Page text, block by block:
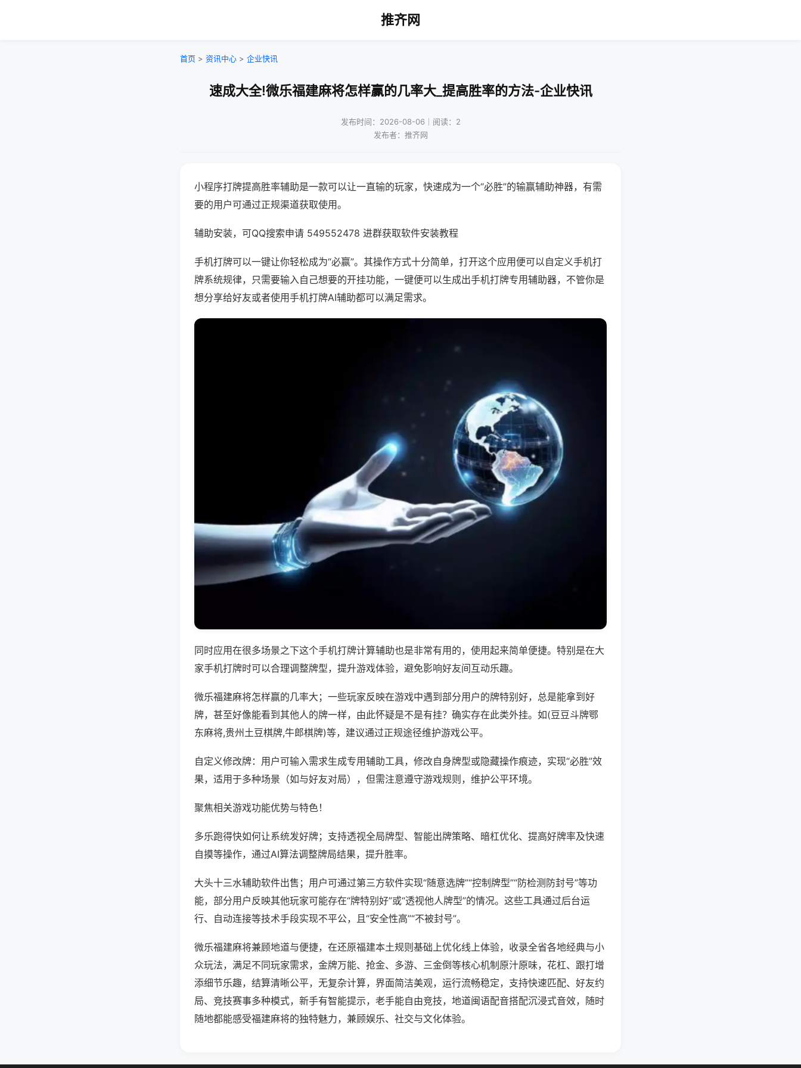
推齐网
首页 > 资讯中心 > 企业快讯
速成大全!微乐福建麻将怎样赢的几率大_提高胜率的方法-企业快讯
发布时间：2026-08-06｜阅读：2
发布者：推齐网
小程序打牌提高胜率辅助是一款可以让一直输的玩家，快速成为一个“必胜”的输赢辅助神器，有需
要的用户可通过正规渠道获取使用。
辅助安装，可QQ搜索申请 549552478 进群获取软件安装教程
手机打牌可以一键让你轻松成为“必赢”。其操作方式十分简单，打开这个应用便可以自定义手机打
牌系统规律，只需要输入自己想要的开挂功能，一键便可以生成出手机打牌专用辅助器，不管你是
想分享给好友或者使用手机打牌AI辅助都可以满足需求。
同时应用在很多场景之下这个手机打牌计算辅助也是非常有用的，使用起来简单便捷。特别是在大
家手机打牌时可以合理调整牌型，提升游戏体验，避免影响好友间互动乐趣。
微乐福建麻将怎样赢的几率大；一些玩家反映在游戏中遇到部分用户的牌特别好，总是能拿到好
牌，甚至好像能看到其他人的牌一样，由此怀疑是不是有挂？确实存在此类外挂。如(豆豆斗牌鄂
东麻将,贵州土豆棋牌,牛郎棋牌)等，建议通过正规途径维护游戏公平。
自定义修改牌：用户可输入需求生成专用辅助工具，修改自身牌型或隐藏操作痕迹，实现“必胜”效
果，适用于多种场景（如与好友对局），但需注意遵守游戏规则，维护公平环境。
聚焦相关游戏功能优势与特色！
多乐跑得快如何让系统发好牌；支持透视全局牌型、智能出牌策略、暗杠优化、提高好牌率及快速
自摸等操作，通过AI算法调整牌局结果，提升胜率。
大头十三水辅助软件出售；用户可通过第三方软件实现“随意选牌”“控制牌型”“防检测防封号”等功
能，部分用户反映其他玩家可能存在“牌特别好”或“透视他人牌型”的情况。这些工具通过后台运
行、自动连接等技术手段实现不平公，且“安全性高”“不被封号”。
微乐福建麻将兼顾地道与便捷，在还原福建本土规则基础上优化线上体验，收录全省各地经典与小
众玩法，满足不同玩家需求，金牌万能、抢金、多游、三金倒等核心机制原汁原味，花杠、跟打增
添细节乐趣，结算清晰公平，无复杂计算，界面简洁美观，运行流畅稳定，支持快速匹配、好友约
局、竞技赛事多种模式，新手有智能提示，老手能自由竞技，地道闽语配音搭配沉浸式音效，随时
随地都能感受福建麻将的独特魅力，兼顾娱乐、社交与文化体验。